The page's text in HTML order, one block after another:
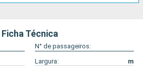
Ficha Técnica
N° de passageiros:
Largura:
m